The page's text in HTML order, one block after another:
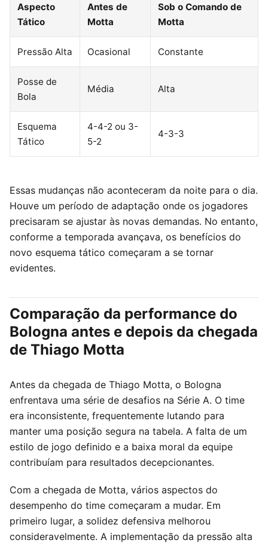
Aspecto
Tático
Antes de
Motta
Sob o Comando de
Motta
Pressão Alta Ocasional Constante
Posse de
Bola
Média Alta
Esquema
Tático
4-4-2 ou 3-
5-2
4-3-3
Essas mudanças não aconteceram da noite para o dia.
Houve um período de adaptação onde os jogadores
precisaram se ajustar às novas demandas. No entanto,
conforme a temporada avançava, os benefícios do
novo esquema tático começaram a se tornar
evidentes.
Comparação da performance do
Bologna antes e depois da chegada
de Thiago Motta
Antes da chegada de Thiago Motta, o Bologna
enfrentava uma série de desafios na Série A. O time
era inconsistente, frequentemente lutando para
manter uma posição segura na tabela. A falta de um
estilo de jogo definido e a baixa moral da equipe
contribuíam para resultados decepcionantes.
Com a chegada de Motta, vários aspectos do
desempenho do time começaram a mudar. Em
primeiro lugar, a solidez defensiva melhorou
consideravelmente. A implementação da pressão alta